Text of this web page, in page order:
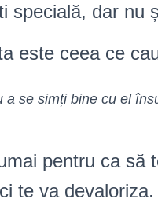
specială, dar nu
este ceea ce
a se simți bine cu el
pentru ca să
te va